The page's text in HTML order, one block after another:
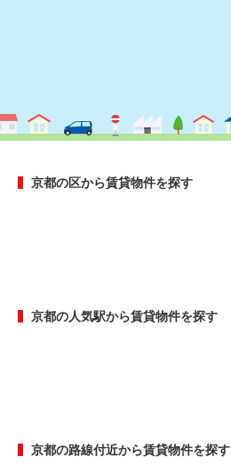
京都の区から賃貸物件を探す
京都の人気駅から賃貸物件を探す
京都の路線付近から賃貸物件を探す